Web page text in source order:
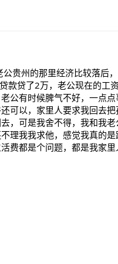
贵州的那里经济比较落后
款贷了2万，老公现在的工
公有时候脾气不好，一点
可以，家里人要求我回去把
，可是我舍不得，我和我
理我我求他，感觉我真的
费都是个问题，都是我家